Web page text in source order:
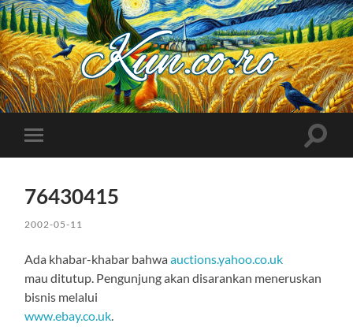
Kuncoro++
Toggle
mobile
Toggle
76430415
2002-05-11
Ada khabar-khabar bahwaauctions.yahoo.co.uk
mau ditutup. Pengunjung akan disarankan meneruskan
bisnis melalui
www.ebay.co.uk